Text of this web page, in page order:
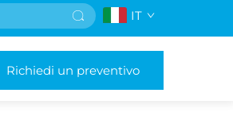
IT
Richiedi un preventivo